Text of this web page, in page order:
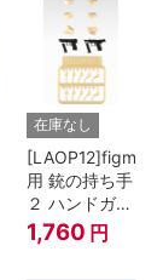
在庫なし
[LAOP12]figma
用 銃の持ち手
２ ハンドガン
セット
1,760 円